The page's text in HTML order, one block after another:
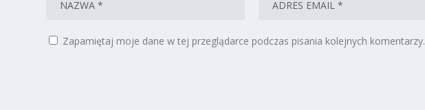
Zapamiętaj moje dane w tej przeglądarce podczas pisania kolejnych komentarzy.